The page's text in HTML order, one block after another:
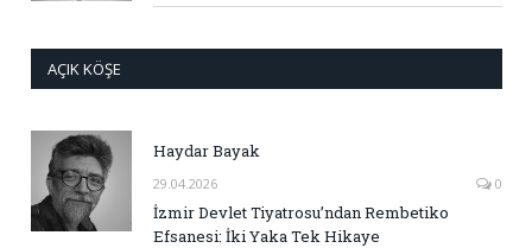
AÇIK KÖŞE
Haydar Bayak
29.04.2026 0
İzmir Devlet Tiyatrosu’ndan Rembetiko
Efsanesi: İki Yaka Tek Hikaye